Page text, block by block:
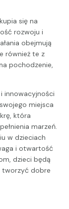
się na
rozwoju i
obejmują
również te z
pochodzenie,
innowacyjności
miejsca
która
marzeń.
w dzieciach
i otwartość
dzieci będą
tworzyć dobre